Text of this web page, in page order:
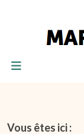
Vous êtes ici :